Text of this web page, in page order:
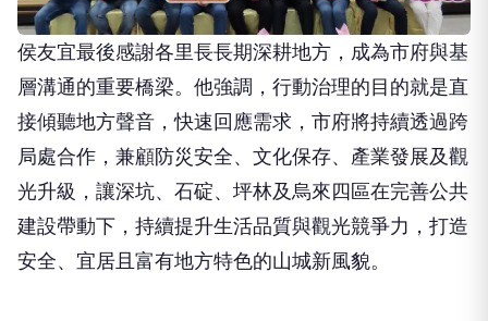
侯友宜最後感謝各里長長期深耕地方，成為市府與基
層溝通的重要橋梁。他強調，行動治理的目的就是直
接傾聽地方聲音，快速回應需求，市府將持續透過跨
局處合作，兼顧防災安全、文化保存、產業發展及觀
光升級，讓深坑、石碇、坪林及烏來四區在完善公共
建設帶動下，持續提升生活品質與觀光競爭力，打造
安全、宜居且富有地方特色的山城新風貌。